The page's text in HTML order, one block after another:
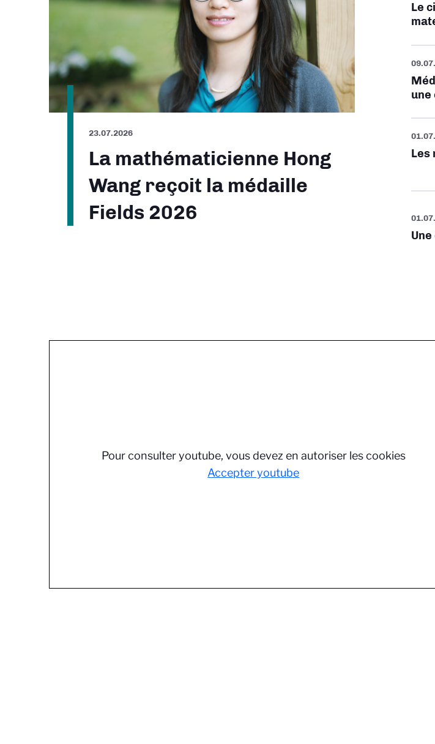
23.07.2026
La mathématicienne Hong
Wang reçoit la médaille
Fields 2026
Le
une
Les
Pour consulter youtube, vous devez en autoriser les cookies
Accepter youtube